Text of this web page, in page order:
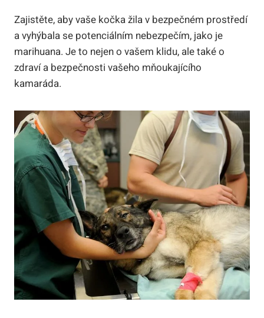
Zajistěte, aby vaše kočka žila v bezpečném prostředí
a vyhýbala se potenciálním nebezpečím, jako je
marihuana. Je to nejen o vašem klidu, ale také o
zdraví a bezpečnosti vašeho mňoukajícího
kamaráda.